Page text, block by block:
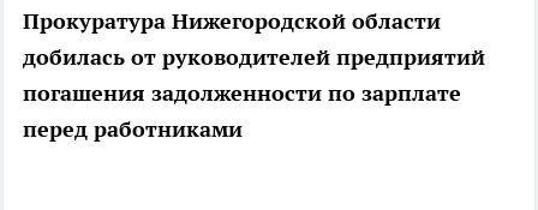
Прокуратура Нижегородской области
добилась от руководителей предприятий
погашения задолженности по зарплате
перед работниками